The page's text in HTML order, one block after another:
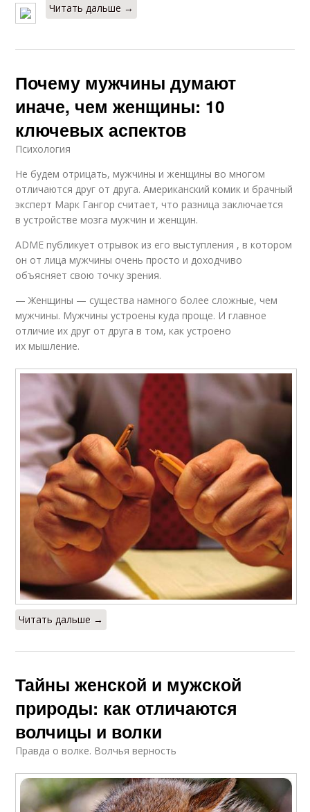
Читать дальше →
Почему мужчины думают
иначе, чем женщины: 10
ключевых аспектов
Психология
Не будем отрицать, мужчины и женщины во многом
отличаются друг от друга. Американский комик и брачный
эксперт Марк Гангор считает, что разница заключается
в устройстве мозга мужчин и женщин.
ADME публикует отрывок из его выступления , в котором
он от лица мужчины очень просто и доходчиво
объясняет свою точку зрения.
— Женщины — существа намного более сложные, чем
мужчины. Мужчины устроены куда проще. И главное
отличие их друг от друга в том, как устроено
их мышление.
Читать дальше →
Тайны женской и мужской
природы: как отличаются
волчицы и волки
Правда о волке. Волчья верность